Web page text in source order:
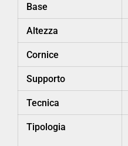
Base
Altezza
Cornice
Supporto
Tecnica
Tipologia